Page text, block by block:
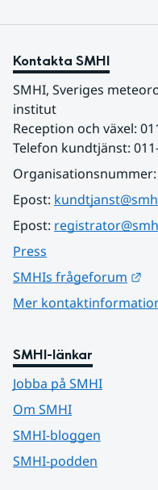
Kontakta SMHI
SMHI, Sveriges
institut
Reception och växel:
Telefon kundtjänst:
Organisationsnummer:
Epost:
Epost:
Press
SMHIs frågeforum
Mer
SMHI-länkar
Jobba på SMHI
Om SMHI
SMHI-bloggen
SMHI-podden